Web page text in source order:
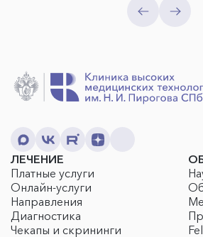
ЛЕЧЕНИЕ
Платные услуги
Онлайн-услуги
Направления
Диагностика
Чекапы и скрининги